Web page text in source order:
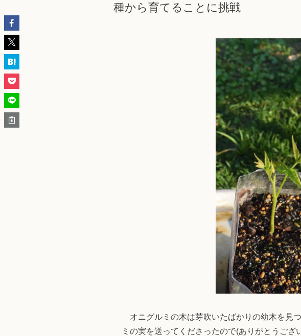
種から育てることに挑戦
オニグルミの木は芽吹いたばかりの幼木を見
ミの実を送ってくださったので(ありがとうご